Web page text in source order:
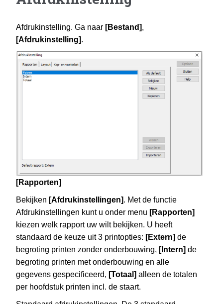
Afdrukinstelling. Ga naar [Bestand],
[Afdrukinstelling].
[Rapporten]
Bekijken [Afdrukinstellingen]. Met de functie
Afdrukinstellingen kunt u onder menu [Rapporten]
kiezen welk rapport uw wilt bekijken. U heeft
standaard de keuze uit 3 printopties: [Extern] de
begroting printen zonder onderbouwing, [Intern] de
begroting printen met onderbouwing en alle
gegevens gespecificeerd, [Totaal] alleen de totalen
per hoofdstuk printen incl. de staart.